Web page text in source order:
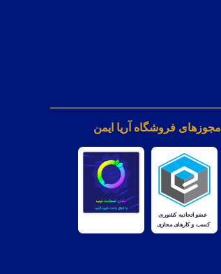
مجوزهای فروشگاه آریا ایمن